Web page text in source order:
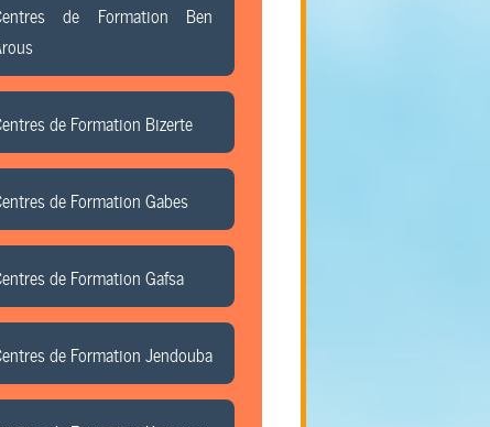
de Formation Ben
de Formation Bizerte
de Formation Gabes
de Formation Gafsa
de Formation Jendouba